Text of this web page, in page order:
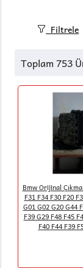
Filtrele
Toplam 753
Bmw Orijinal
F31 F34 F30 F20
G01 G02 G20 G44
F39 G29 F48 F45
F40 F44 F39